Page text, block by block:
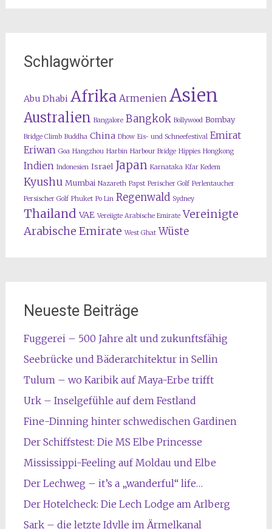
Schlagwörter
Abu Dhabi Afrika Armenien Asien
Australien Bangalore Bangkok Bollywood Bombay
Bridge Climb Buddha China Dhow Eis- und Schneefestival Emirat
Eriwan Goa Hangzhou Harbin Harbour Bridge Hippies Hongkong
Indien Indonesien Israel Japan Karnataka Kfar Kedem
Kyushu Mumbai Nazareth Papst Perischer Golf Perlentaucher
Persischer Golf Phuket Po Lin Regenwald Sydney
Thailand VAE Vereiigte Arabische Emirate Vereinigte
Arabische Emirate West Ghat Wüste
Neueste Beiträge
Fuggerei – 500 Jahre alt und zukunftsfähig
Seebrücke und Bäderarchitektur in Sellin
Tulum – wo Karibik auf Maya-Erbe trifft
Urk – Inselgefühle auf dem Festland
Fine-Dinning hinter schwedischen Gardinen
Der Schiffstest: Die MS Elbe Princesse
Mississippi-Feeling auf Moldau und Elbe
Der Lechweg – it’s a „wanderful“ life…
Der Hotelcheck: Die Lech Lodge am Arlberg
Sark – die letzte Idylle im Ärmelkanal